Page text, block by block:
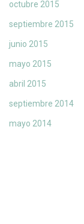
octubre 2015
septiembre 2015
junio 2015
mayo 2015
abril 2015
septiembre 2014
mayo 2014